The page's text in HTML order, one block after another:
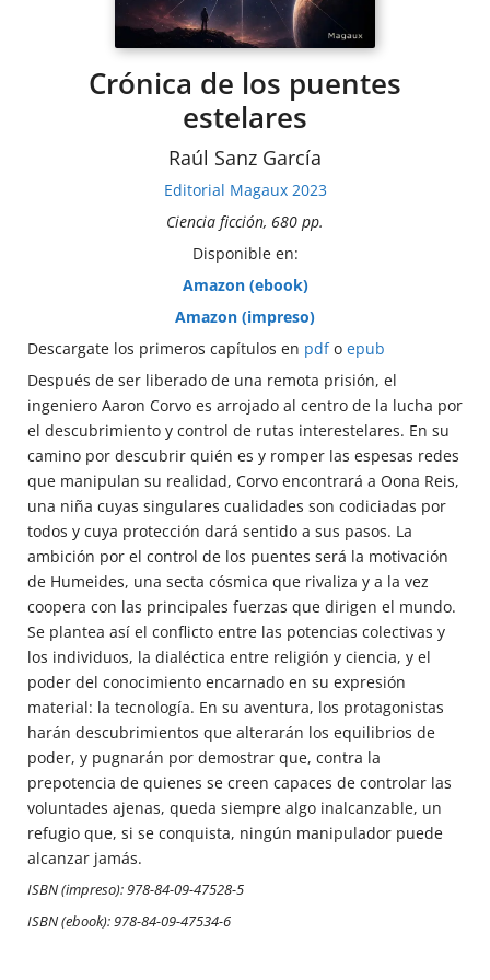
Crónica de los puentes
estelares
Raúl Sanz García
Editorial Magaux 2023
Ciencia ficción, 680 pp.
Disponible en:
Amazon (ebook)
Amazon (impreso)
Descargate los primeros capítulos en pdfo epub
Después de ser liberado de una remota prisión, el
ingeniero Aaron Corvo es arrojado al centro de la lucha por
el descubrimiento y control de rutas interestelares. En su
camino por descubrir quién es y romper las espesas redes
que manipulan su realidad, Corvo encontrará a Oona Reis,
una niña cuyas singulares cualidades son codiciadas por
todos y cuya protección dará sentido a sus pasos. La
ambición por el control de los puentes será la motivación
de Humeides, una secta cósmica que rivaliza y a la vez
coopera con las principales fuerzas que dirigen el mundo.
Se plantea así el conflicto entre las potencias colectivas y
los individuos, la dialéctica entre religión y ciencia, y el
poder del conocimiento encarnado en su expresión
material: la tecnología. En su aventura, los protagonistas
harán descubrimientos que alterarán los equilibrios de
poder, y pugnarán por demostrar que, contra la
prepotencia de quienes se creen capaces de controlar las
voluntades ajenas, queda siempre algo inalcanzable, un
refugio que, si se conquista, ningún manipulador puede
alcanzar jamás.
ISBN (impreso): 978-84-09-47528-5
ISBN (ebook): 978-84-09-47534-6